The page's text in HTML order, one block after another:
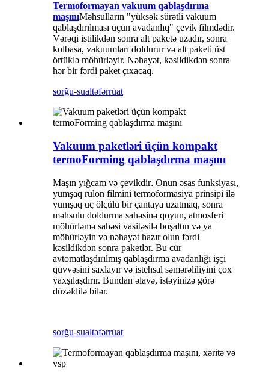
Termoformayan vakuum qablaşdırma
maşınıMəhsulların "yüksək sürətli vakuum
qablaşdırılması üçün avadanlıq" çevik filmdədir.
Vərəqi istilikdən sonra alt paketə uzadır, sonra
kolbasa, vakuumları doldurur və alt paketi üst
örtüklə möhürləyir. Nəhayət, kəsildikdən sonra
hər bir fərdi paket çıxacaq.
sorğu-sualtəfərrüat
Vakuum paketləri üçün kompakt
termoForming qablaşdırma maşını
Maşın yığcam və çevikdir. Onun əsas funksiyası,
yumşaq rulon filmini termoformasiya prinsipi ilə
yumşaq üç ölçülü bir çantaya uzatmaq, sonra
məhsulu doldurma sahəsinə qoyun, atmosferi
möhürləmə sahəsi vasitəsilə boşaltın və ya
möhürləyin və nəhayət hazır olun fərdi
kəsildikdən sonra paketlər. Bu cür
avtomatlaşdırılmış qablaşdırma avadanlığı işçi
qüvvəsini saxlayır və istehsal səmərəliliyini çox
yaxşılaşdırır. Bundan əlavə, istəyinizə görə
düzəldilə bilər.
sorğu-sualtəfərrüat